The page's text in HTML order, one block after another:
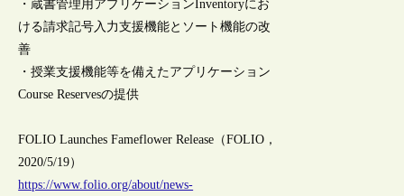
・蔵書管理用アプリケーションInventoryにお
ける請求記号入力支援機能とソート機能の改
善
・授業支援機能等を備えたアプリケーション
Course Reservesの提供
FOLIO Launches Fameflower Release（FOLIO，
2020/5/19）
https://www.folio.org/about/news-